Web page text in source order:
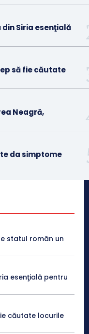
Siria esenţială
să fie căutate
Neagră,
da simptome
statul român un
esenţială pentru
căutate locurile